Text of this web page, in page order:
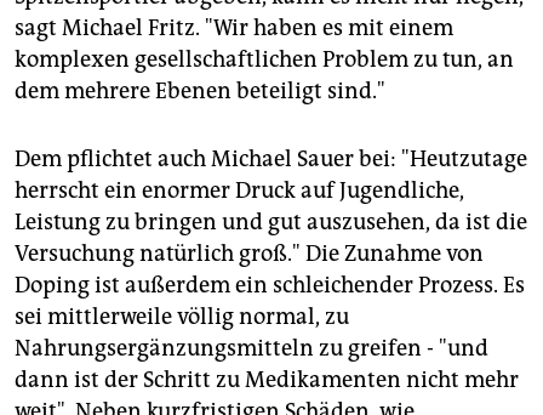
sagt Michael Fritz. "Wir haben es mit einem
komplexen gesellschaftlichen Problem zu tun, an
dem mehrere Ebenen beteiligt sind."
Dem pflichtet auch Michael Sauer bei: "Heutzutage
herrscht ein enormer Druck auf Jugendliche,
Leistung zu bringen und gut auszusehen, da ist die
Versuchung natürlich groß." Die Zunahme von
Doping ist außerdem ein schleichender Prozess. Es
sei mittlerweile völlig normal, zu
Nahrungsergänzungsmitteln zu greifen - "und
dann ist der Schritt zu Medikamenten nicht mehr